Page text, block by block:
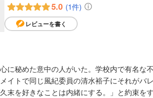
5.0 (1件)
レビューを書く
に秘めた意中の人がいた。学校内で有名な
イトで同じ風紀委員の清水裕子にそれがバ
末を好きなことは内緒にする。」と約束